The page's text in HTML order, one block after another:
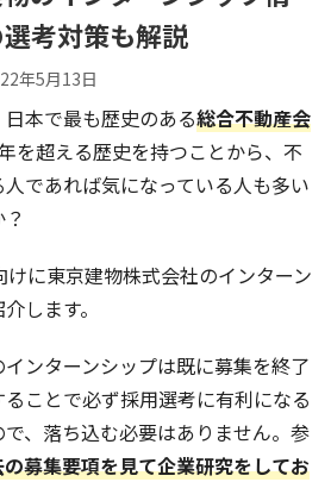
考対策も解説
年5月13日
本で最も歴史のある総合不動産会
を超える歴史を持つことから、不
であれば気になっている人も多い
けに東京建物株式会社のインターン
します。
ンターンシップは既に募集を終了
ることで必ず採用選考に有利になる
、落ち込む必要はありません。参
募集要項を見て企業研究をしてお